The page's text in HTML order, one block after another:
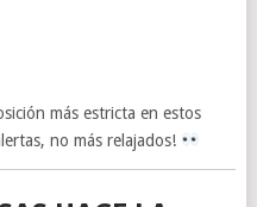
más estricta en estos
no más relajados!